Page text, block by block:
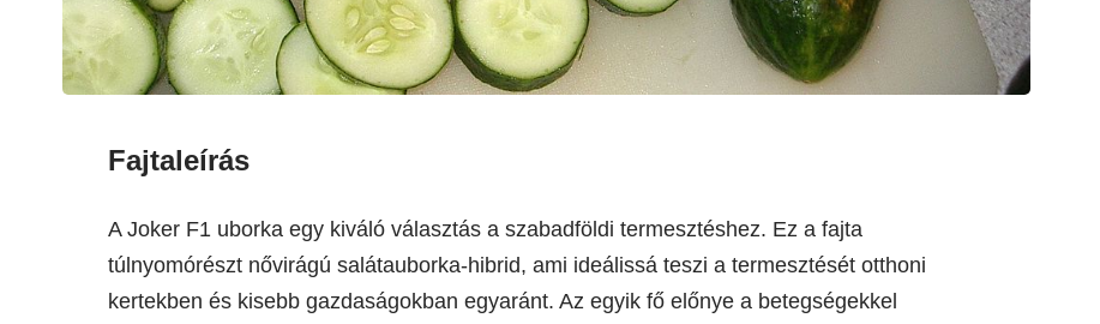
Fajtaleírás
A Joker F1 uborka egy kiváló választás a szabadföldi termesztéshez. Ez a fajta
túlnyomórészt nővirágú salátauborka-hibrid, ami ideálissá teszi a termesztését otthoni
kertekben és kisebb gazdaságokban egyaránt. Az egyik fő előnye a betegségekkel